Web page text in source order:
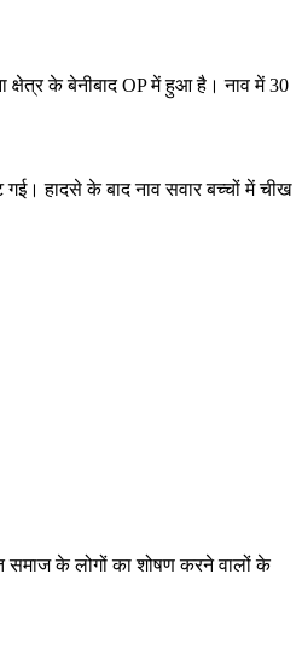
क्षेत्र के बेनीबाद OP में हुआ है। नाव में 30
हादसे के बाद नाव सवार बच्चों में चीख
समाज के लोगों का शोषण करने वालों के